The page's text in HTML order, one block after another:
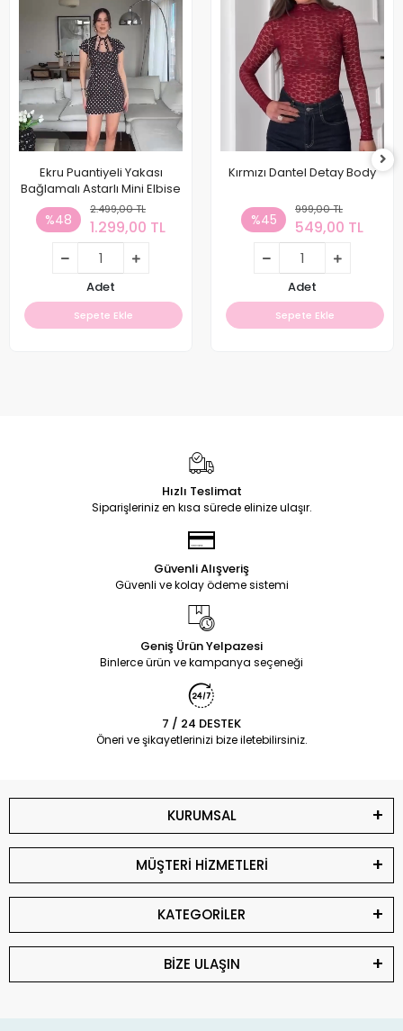
Ekru Puantiyeli Yakası
Bağlamalı Astarlı Mini Elbise
%48
2.499,00 TL
1.299,00 TL
Adet
Sepete Ekle
Kırmızı Dantel Detay Body
%45
999,00 TL
549,00 TL
Adet
Sepete Ekle
Hızlı Teslimat
Siparişleriniz en kısa sürede elinize ulaşır.
Güvenli Alışveriş
Güvenli ve kolay ödeme sistemi
Geniş Ürün Yelpazesi
Binlerce ürün ve kampanya seçeneği
7 / 24 DESTEK
Öneri ve şikayetlerinizi bize iletebilirsiniz.
KURUMSAL
MÜŞTERİ HİZMETLERİ
KATEGORİLER
BİZE ULAŞIN